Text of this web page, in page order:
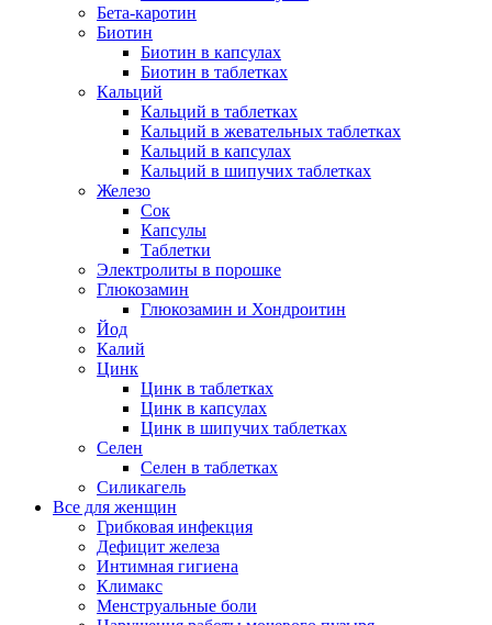
Бета-каротин
Биотин
Биотин в капсулах
Биотин в таблетках
Кальций
Кальций в таблетках
Кальций в жевательных таблетках
Кальций в капсулах
Кальций в шипучих таблетках
Железо
Сок
Капсулы
Таблетки
Электролиты в порошке
Глюкозамин
Глюкозамин и Хондроитин
Йод
Калий
Цинк
Цинк в таблетках
Цинк в капсулах
Цинк в шипучих таблетках
Селен
Селен в таблетках
Силикагель
Все для женщин
Грибковая инфекция
Дефицит железа
Интимная гигиена
Климакс
Менструальные боли